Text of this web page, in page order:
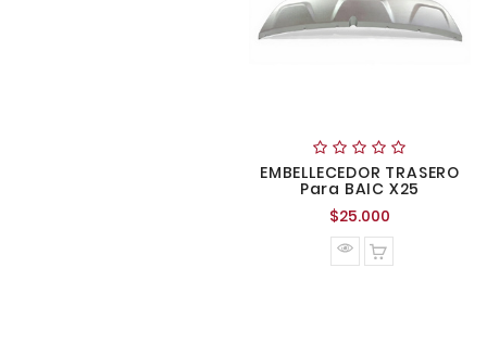
EMBELLECEDOR TRASERO
Para BAIC X25
$25.000
normal